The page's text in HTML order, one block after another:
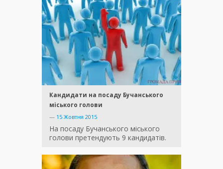
Кандидати на посаду Бучанського
міського голови
— 15 Жовтня 2015
На посаду Бучанського міського
голови претендують 9 кандидатів.